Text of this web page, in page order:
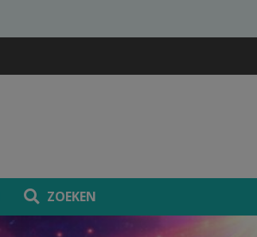
ZOEKEN